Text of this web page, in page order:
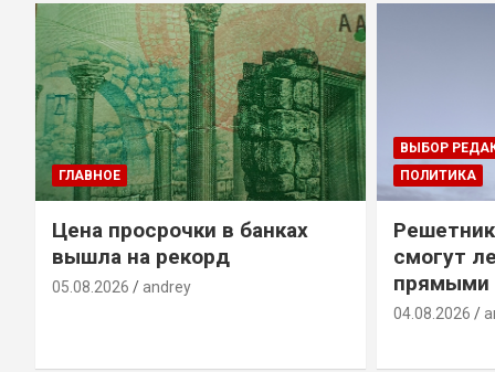
ГЛАВНОЕ
Цена просрочки в банках
вышла на рекорд
05.08.2026 andrey
ВЫБОР
ПОЛИТИКА
смогут
прямыми
04.08.2026